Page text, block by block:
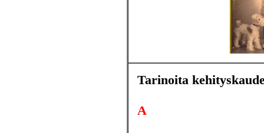
Tarinoita
A